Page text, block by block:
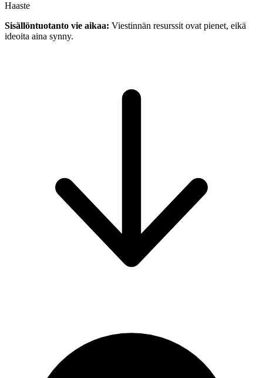
Haaste
Sisällöntuotanto vie aikaa: Viestinnän resurssit ovat pienet, eikä
ideoita aina synny.